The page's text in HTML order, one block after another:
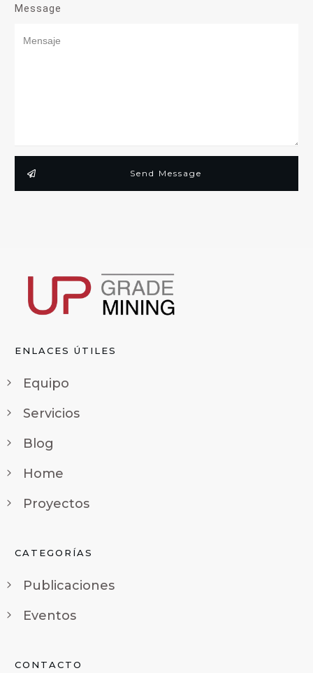
Message
Send Message
ENLACES ÚTILES
Equipo
Servicios
Blog
Home
Proyectos
CATEGORÍAS
Publicaciones
Eventos
CONTACTO